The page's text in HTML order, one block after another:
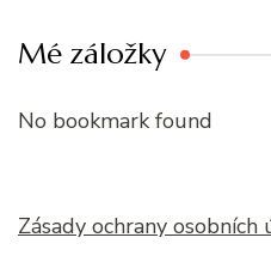
Mé záložky
No bookmark found
Zásady ochrany osobních